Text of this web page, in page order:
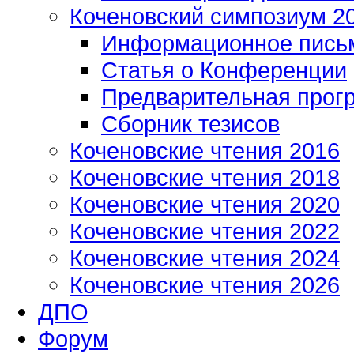
Коченовский симпозиум
Информационное
Статья о Конференции
Предварительная
Сборник тезисов
Коченовские чтения 2016
Коченовские чтения 2018
Коченовские чтения 2020
Коченовские чтения 2022
Коченовские чтения 2024
Коченовские чтения 2026
ДПО
Форум